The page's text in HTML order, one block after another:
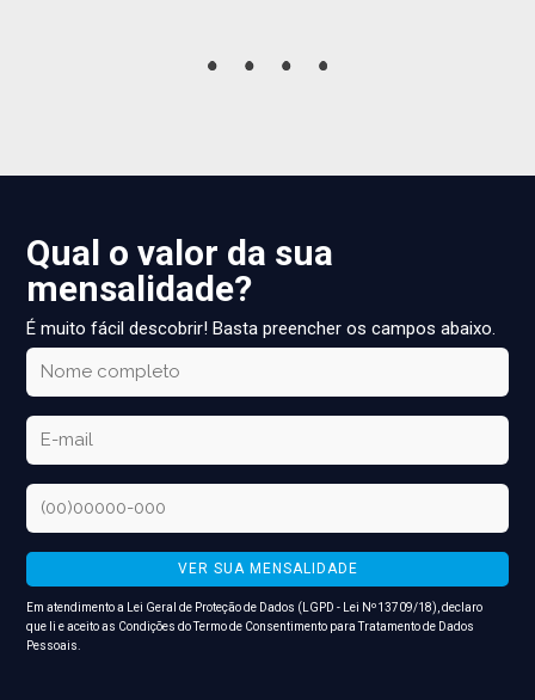
Qual o valor da sua
mensalidade?
É muito fácil descobrir! Basta preencher os campos abaixo.
VER SUA MENSALIDADE
Em atendimento a Lei Geral de Proteção de Dados (LGPD - Lei Nº13709/18), declaro
que li e aceito as Condições doTermo de Consentimento para Tratamento de Dados
Pessoais